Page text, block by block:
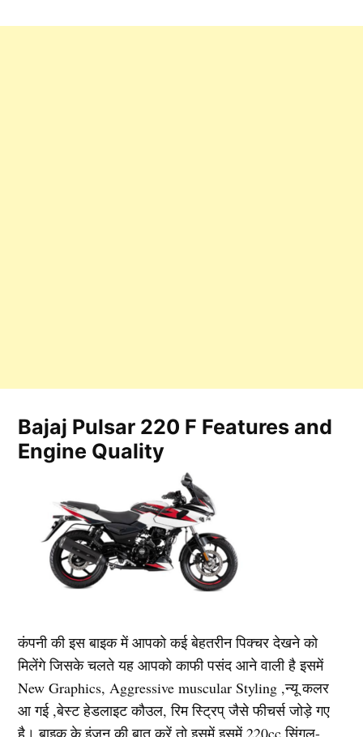
Bajaj Pulsar 220 F Features and
Engine Quality
कंपनी की इस बाइक में आपको कई बेहतरीन पिक्चर देखने को
मिलेंगे जिसके चलते यह आपको काफी पसंद आने वाली है इसमें
New Graphics, Aggressive muscular Styling ,न्यू कलर
आ गई ,बेस्ट हेडलाइट कौउल, रिम स्ट्रिप् जैसे फीचर्स जोड़े गए